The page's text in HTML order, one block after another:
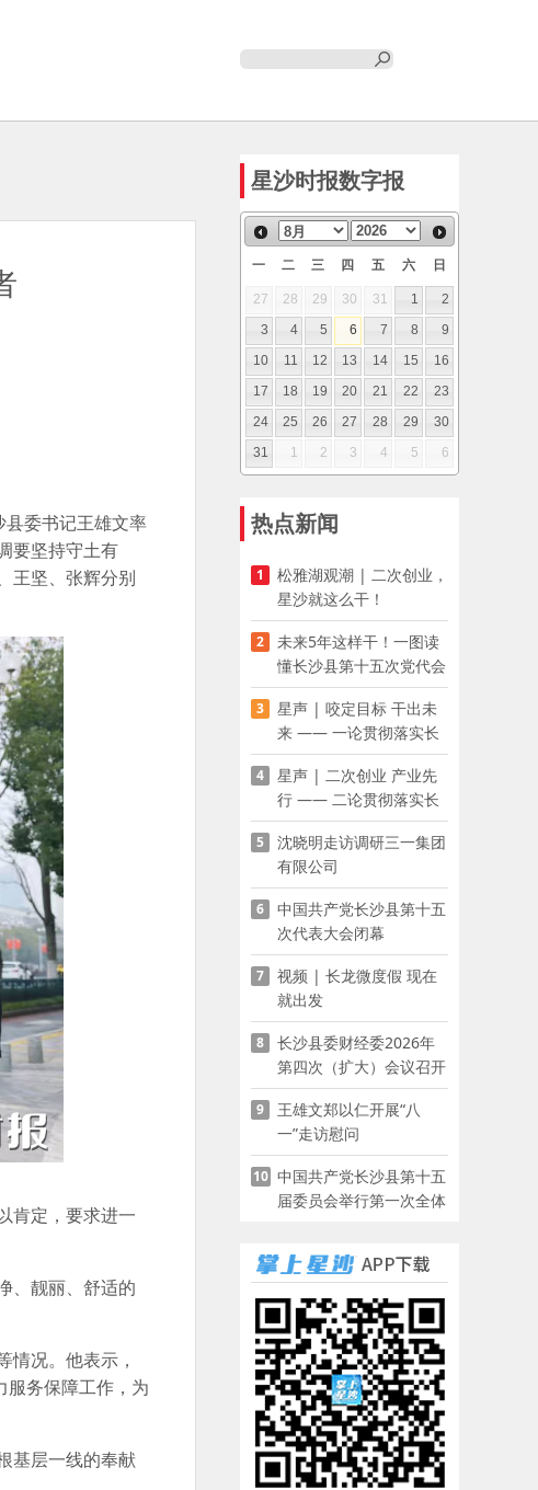
委书记王雄文率
要坚持守土有
王坚、张辉分别
肯定，要求进一
、靓丽、舒适的
况。他表示，
服务保障工作，为
基层一线的奉献
星沙时报数字报
一 二 三 四 五 六 日
27 28 29 30 31 1
2
3
4 5 6 7 8
9
10
11 12 13 14 15
16
17
18 19 20 21 22
23
24
25 26 27 28 29
30
31
1 2 3 4 5 6
热点新闻
1
松雅湖观潮 | 二次创业，
星沙就这么干！
2
未来5年这样干！一图读
懂长沙县第十五次党代会
报告
3
星声 | 咬定目标 干出未
来 —— 一论贯彻落实长
沙县第十五次党代会精神
4
星声 | 二次创业 产业先
行 —— 二论贯彻落实长
沙县第十五次党代会精神
5
沈晓明走访调研三一集团
有限公司
6
中国共产党长沙县第十五
次代表大会闭幕
7
视频 | 长龙微度假 现在
就出发
8
长沙县委财经委2026年
第四次（扩大）会议召开
9
王雄文郑以仁开展“八
一”走访慰问
10 中国共产党长沙县第十五
届委员会举行第一次全体